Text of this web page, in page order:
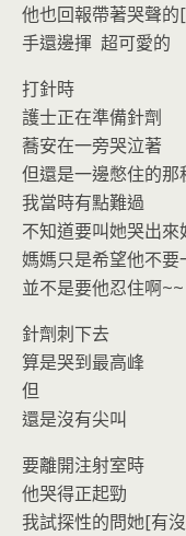
他也回報帶著哭聲
手還邊揮 超可愛的
打針時
護士正在準備針劑
蕎安在一旁哭泣著
但還是一邊憋住的那
我當時有點難過
不知道要叫她哭出
媽媽只是希望他不要
並不是要他忍住啊~~
針劑刺下去
算是哭到最高峰
但
還是沒有尖叫
要離開注射室時
他哭得正起勁
我試探性的問她[有